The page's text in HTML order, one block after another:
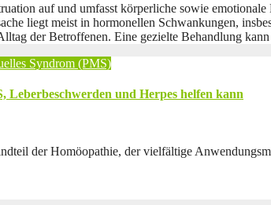
auf und umfasst körperliche sowie
liegt meist in hormonellen Schwankungen,
der Betroffenen. Eine gezielte Behandlung
Syndrom (PMS)
und Herpes helfen kann
der Homöopathie, der vielfältige